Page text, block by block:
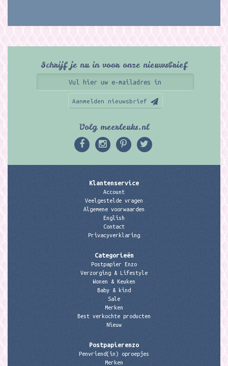
Schrijf je nu in voor onze nieuwsbrief
Aanmelden nieuwsbrief
Volg meerleuks.nl
Klantenservice
Account
Veelgestelde vragen
Algemene voorwaarden
English
Contact
Privacyverklaring
Categorieën
Postpapier Enzo
Verzorging & Lifestyle
Wonen & Keuken
Baby & kind
Sale
Merken
Best verkochte producten
Nieuw
Postpapierenzo
Penvriend(in) oproepjes
Merken